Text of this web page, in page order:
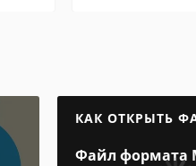
КАК ОТКРЫТЬ
Файл формата